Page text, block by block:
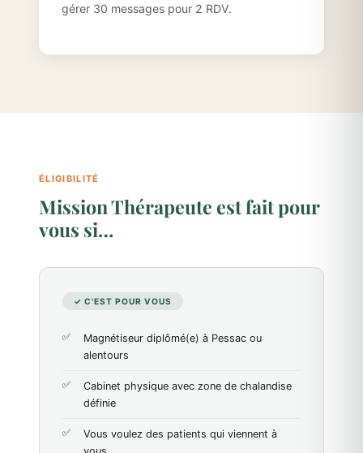
gérer 30 messages pour 2 RDV.
ÉLIGIBILITÉ
Mission Thérapeute est fait pour
vous si…
✓ C'EST POUR VOUS
Magnétiseur diplômé(e) à Pessac ou
alentours
Cabinet physique avec zone de chalandise
définie
Vous voulez des patients qui viennent à